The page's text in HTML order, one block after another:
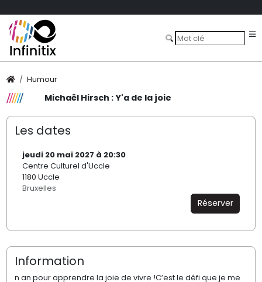
Humour
Michaël Hirsch : Y'a de la joie
Les dates
jeudi 20 mai 2027 à 20:30
Centre Culturel d'Uccle
1180 Uccle
Bruxelles
Réserver
Information
n an pour apprendre la joie de vivre !C’est le défi que je me